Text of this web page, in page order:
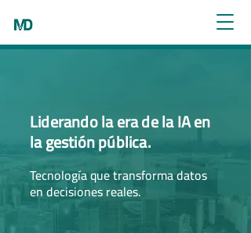
Liderando la era de la IA en
la gestión pública.
Tecnología que transforma datos
en decisiones reales.